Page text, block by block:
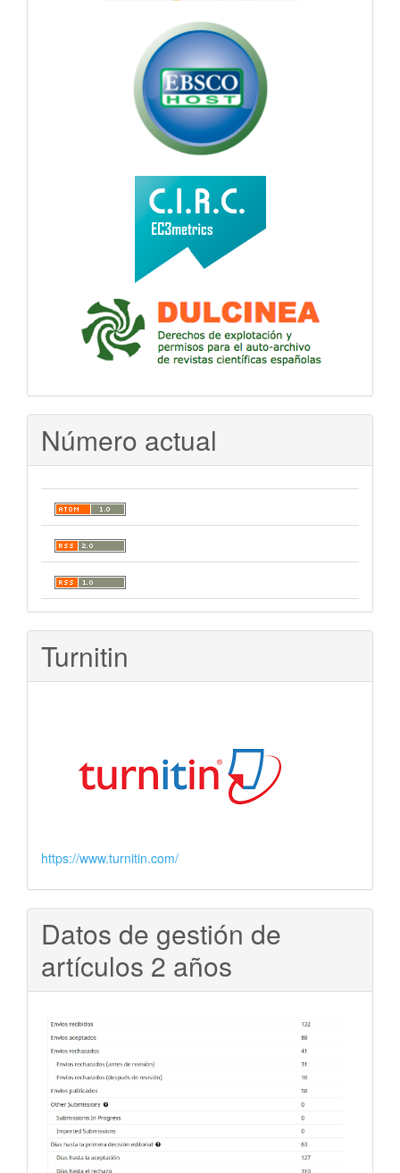
Número actual
Turnitin
https://www.turnitin.com/
Datos de gestión de
artículos 2 años